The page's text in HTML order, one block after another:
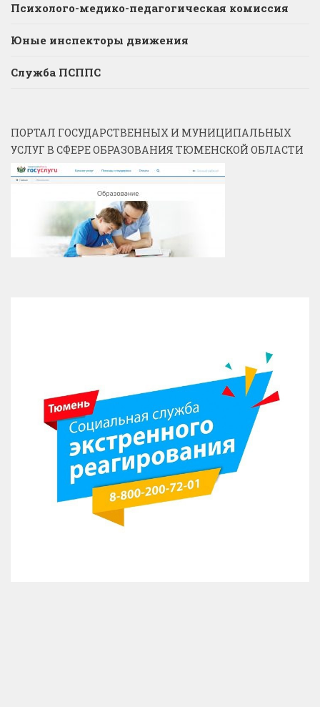
Психолого-медико-педагогическая комиссия
Юные инспекторы движения
Служба ПСППС
ПОРТАЛ ГОСУДАРСТВЕННЫХ И МУНИЦИПАЛЬНЫХ
УСЛУГ В СФЕРЕ ОБРАЗОВАНИЯ ТЮМЕНСКОЙ ОБЛАСТИ